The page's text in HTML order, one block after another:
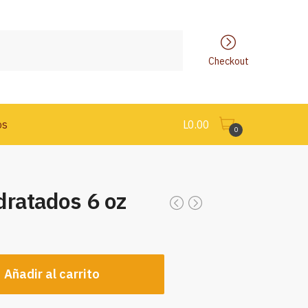
Checkout
L0.00 0
6 oz
Añadir al carrito